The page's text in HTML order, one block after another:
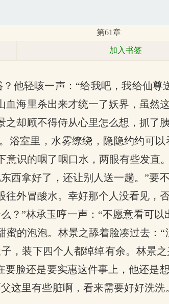
第61章
加入书签
他轻咳一声：“给我吧，我给仙
海里杀出来才统一了妖界，虽然
却顾不得侍从心里怎么想，抓了
浴室里，水雾缭绕，隐隐约约可
识的咽了咽口水，两眼有些发直
西拿好了，还让别人送一趟。”
外冒酸水。幸好那个人没看见，
？”林承玉哼一声：“不愿意看可
的泡泡。林景之舔着脸凑过去：
，装下四个人都绰绰有余。林景
要脸还是要实惠这件事上，他还
这里有些脏啊，看来需要好好洗